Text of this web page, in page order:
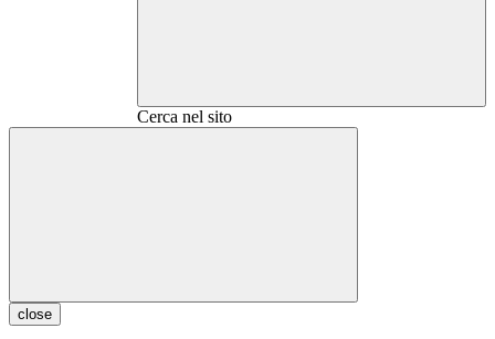
Cerca nel sito
close